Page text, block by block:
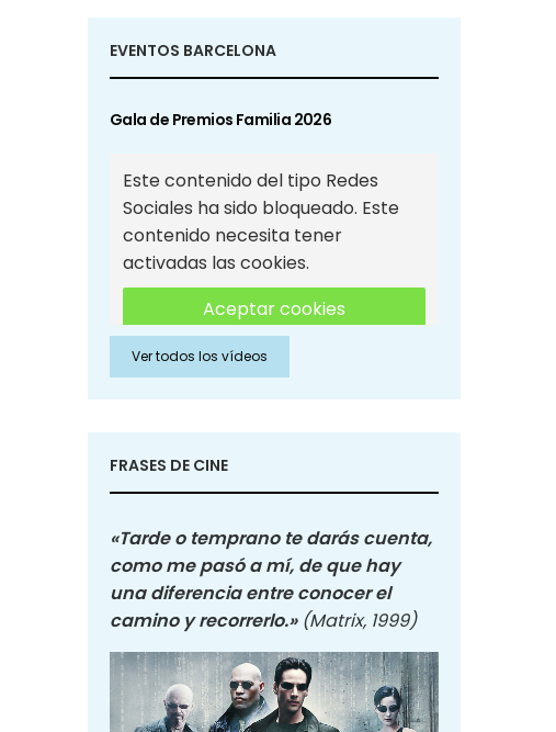
EVENTOS BARCELONA
Gala de Premios Familia 2026
Este contenido del tipo Redes
Sociales ha sido bloqueado. Este
contenido necesita tener
activadas las cookies.
Aceptar cookies
Aceptar cookies de Redes
Sociales
Ver todos los vídeos
FRASES DE CINE
«Tarde o temprano te darás cuenta,
como me pasó a mí, de que hay
una diferencia entre conocer el
camino y recorrerlo.» (Matrix, 1999)